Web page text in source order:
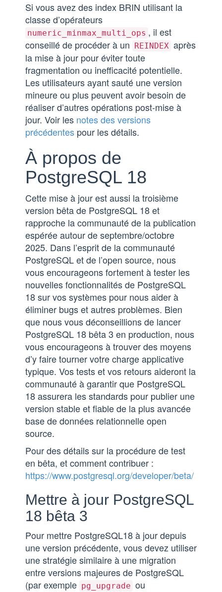
Si vous avez des index BRIN utilisant la
classe d’opérateurs
numeric_minmax_multi_ops , il est
conseillé de procéder à un REINDEX après
la mise à jour pour éviter toute
fragmentation ou inefficacité potentielle.
Les utilisateurs ayant sauté une version
mineure ou plus peuvent avoir besoin de
réaliser d’autres opérations post-mise à
jour. Voir les notes des versions
précédentespour les détails.
À propos de
PostgreSQL 18
Cette mise à jour est aussi la troisième
version bêta de PostgreSQL 18 et
rapproche la communauté de la publication
espérée autour de septembre/octobre
2025. Dans l’esprit de la communauté
PostgreSQL et de l’open source, nous
vous encourageons fortement à tester les
nouvelles fonctionnalités de PostgreSQL
18 sur vos systèmes pour nous aider à
éliminer bugs et autres problèmes. Bien
que nous vous déconseillions de lancer
PostgreSQL 18 bêta 3 en production, nous
vous encourageons à trouver des moyens
d’y faire tourner votre charge applicative
typique. Vos tests et vos retours aideront la
communauté à garantir que PostgreSQL
18 assurera les standards pour publier une
version stable et fiable de la plus avancée
base de données relationnelle open
source.
Pour des détails sur la procédure de test
en bêta, et comment contribuer :
https://www.postgresql.org/developer/beta/
Mettre à jour PostgreSQL
18 bêta 3
Pour mettre PostgreSQL18 à jour depuis
une version précédente, vous devez utiliser
une stratégie similaire à une migration
entre versions majeures de PostgreSQL
(par exemple pg_upgrade ou